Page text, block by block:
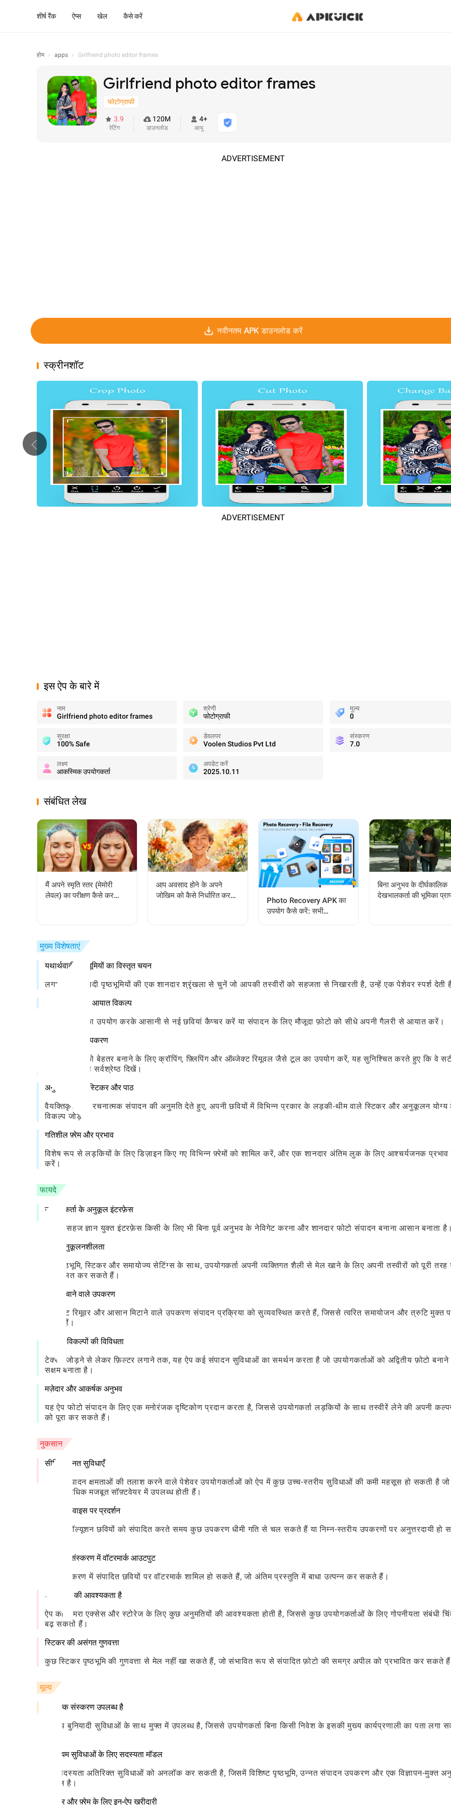
शीर्ष रैंक ऐप्स खेल कैसे करें
होम › apps › Girlfriend photo editor frames
Girlfriend photo editor frames
फोटोग्राफी
3.9
रेटिंग
120M
डाउनलोड
4+
आयु
ADVERTISEMENT
नवीनतम APK डाउनलोड करें
स्क्रीनशॉट
ADVERTISEMENT
इस ऐप के बारे में
नाम
Girlfriend photo editor frames
श्रेणी
फोटोग्राफी
मूल्य
0
सुरक्षा
100% Safe
डेवलपर
Voolen Studios Pvt Ltd
संस्करण
7.0
लक्ष्य
आकस्मिक उपयोगकर्ता
अपडेट करें
2025.10.11
संबंधित लेख
मैं अपने स्मृति स्तर (मेमोरी
लेवल) का परीक्षण कैसे कर
आप अवसाद होने के अपने
जोखिम को कैसे निर्धारित कर
Photo Recovery APK का
उपयोग कैसे करें: सभी
बिना अनुभव के दीर्घकालिक
देखभालकर्ता की भूमिका
मुख्य विशेषताएं
यथार्थवादी पृष्ठभूमियों का विस्तृत चयन
लगभग-यथार्थवादी पृष्ठभूमियों की एक शानदार श्रृंखला से चुनें जो आपकी तस्वीरों को सहजता से निखारती है, उन्हें एक पेशेवर स्पर्श देती
कैमरा और गैलरी आयात विकल्प
कैमरा सुविधा का उपयोग करके आसानी से नई छवियां कैप्चर करें या संपादन के लिए मौजूदा फ़ोटो को सीधे अपनी गैलरी से आयात करें।
उन्नत संपादन उपकरण
अपनी छवियों को बेहतर बनाने के लिए क्रॉपिंग, फ़्लिपिंग और ऑब्जेक्ट रिमूवल जैसे टूल का उपयोग करें, यह सुनिश्चित करते हुए कि वे
संपादन के साथ सर्वश्रेष्ठ दिखें।
अनुकूलन योग्य स्टिकर और पाठ
वैयक्तिकृत और रचनात्मक संपादन की अनुमति देते हुए, अपनी छवियों में विभिन्न प्रकार के लड़की-थीम वाले स्टिकर और अनुकूलन योग्य
विकल्प जोड़ें।
गतिशील फ़्रेम और प्रभाव
विशेष रूप से लड़कियों के लिए डिज़ाइन किए गए विभिन्न फ़्रेमों को शामिल करें, और एक शानदार अंतिम लुक के लिए आश्चर्यजनक प्रभाव
करें।
फायदे
उपयोगकर्ता के अनुकूल इंटरफ़ेस
ऐप का सहज ज्ञान युक्त इंटरफ़ेस किसी के लिए भी बिना पूर्व अनुभव के नेविगेट करना और शानदार फोटो संपादन बनाना आसान बनाता है।
उच्च अनुकूलनशीलता
कई पृष्ठभूमि, स्टिकर और समायोज्य सेटिंग्स के साथ, उपयोगकर्ता अपनी व्यक्तिगत शैली से मेल खाने के लिए अपनी तस्वीरों को पूरी तरह
अनुकूलित कर सकते हैं।
समय बचाने वाले उपकरण
ऑब्जेक्ट रिमूवर और आसान मिटाने वाले उपकरण संपादन प्रक्रिया को सुव्यवस्थित करते हैं, जिससे त्वरित समायोजन और त्रुटि मुक्त
मिलते हैं।
संपादन विकल्पों की विविधता
टेक्स्ट जोड़ने से लेकर फ़िल्टर लगाने तक, यह ऐप कई संपादन सुविधाओं का समर्थन करता है जो उपयोगकर्ताओं को अद्वितीय फ़ोटो बनाने
सक्षम बनाता है।
मज़ेदार और आकर्षक अनुभव
यह ऐप फोटो संपादन के लिए एक मनोरंजक दृष्टिकोण प्रदान करता है, जिससे उपयोगकर्ता लड़कियों के साथ तस्वीरें लेने की अपनी
को पूरा कर सकते हैं।
नुकसान
सीमित उन्नत सुविधाएँ
उन्नत संपादन क्षमताओं की तलाश करने वाले पेशेवर उपयोगकर्ताओं को ऐप में कुछ उच्च-स्तरीय सुविधाओं की कमी महसूस हो सकती है जो
अक्सर अधिक मजबूत सॉफ़्टवेयर में उपलब्ध होती हैं।
लो-एंड डिवाइस पर प्रदर्शन
उच्च-रिज़ॉल्यूशन छवियों को संपादित करते समय कुछ उपकरण धीमी गति से चल सकते हैं या निम्न-स्तरीय उपकरणों पर अनुत्तरदायी हो
निःशुल्क संस्करण में वॉटरमार्क आउटपुट
मुफ़्त संस्करण में संपादित छवियों पर वॉटरमार्क शामिल हो सकते हैं, जो अंतिम प्रस्तुति में बाधा उत्पन्न कर सकते हैं।
अनुमतियों की आवश्यकता है
ऐप को कैमरा एक्सेस और स्टोरेज के लिए कुछ अनुमतियों की आवश्यकता होती है, जिससे कुछ उपयोगकर्ताओं के लिए गोपनीयता संबंधी
बढ़ सकती हैं।
स्टिकर की असंगत गुणवत्ता
कुछ स्टिकर पृष्ठभूमि की गुणवत्ता से मेल नहीं खा सकते हैं, जो संभावित रूप से संपादित फ़ोटो की समग्र अपील को प्रभावित कर सकते
मूल्य
निःशुल्क संस्करण उपलब्ध है
यह ऐप बुनियादी सुविधाओं के साथ मुफ्त में उपलब्ध है, जिससे उपयोगकर्ता बिना किसी निवेश के इसकी मुख्य कार्यप्रणाली का पता लगा
प्रीमियम सुविधाओं के लिए सदस्यता मॉडल
एक सदस्यता अतिरिक्त सुविधाओं को अनलॉक कर सकती है, जिसमें विशिष्ट पृष्ठभूमि, उन्नत संपादन उपकरण और एक विज्ञापन-मुक्त
शामिल है।
स्टिकर और फ़्रेम के लिए इन-ऐप खरीदारी